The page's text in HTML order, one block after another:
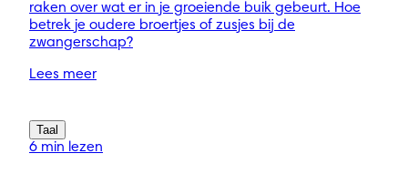
raken over wat er in je groeiende buik gebeurt. Hoe
betrek je oudere broertjes of zusjes bij de
zwangerschap?
Lees meer
Taal
6 min lezen